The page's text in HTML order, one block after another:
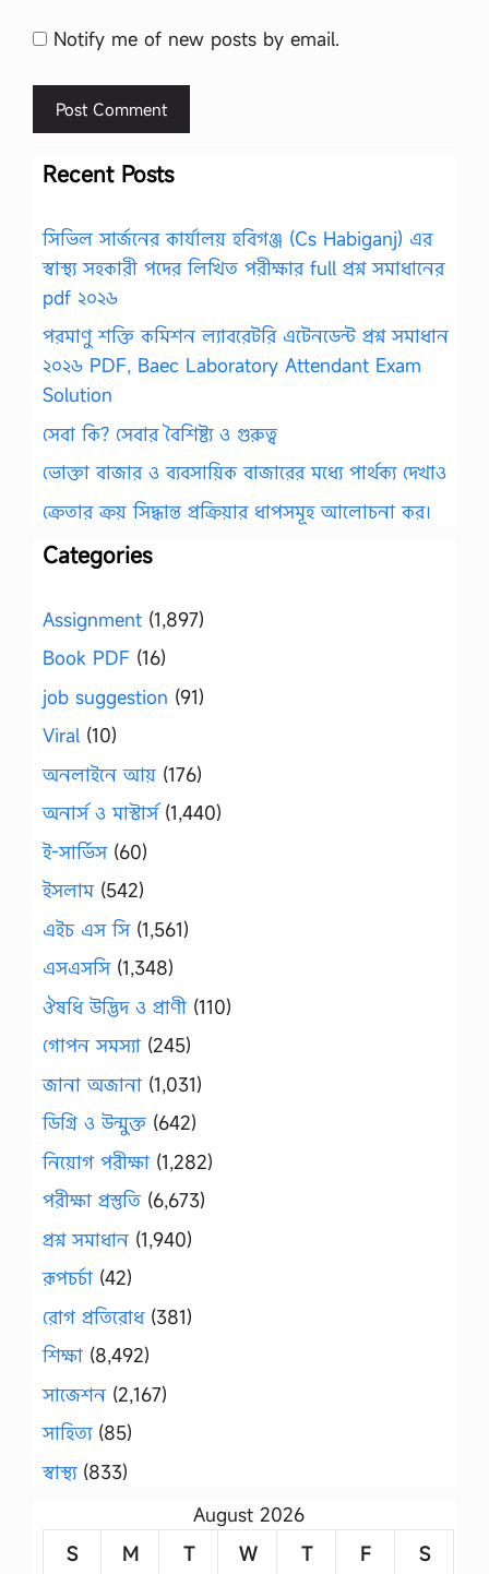
Notify me of new posts by email.
Recent Posts
সিভিল সার্জনের কার্যালয় হবিগঞ্জ (Cs Habiganj) এর
স্বাস্থ্য সহকারী পদের লিখিত পরীক্ষার full প্রশ্ন সমাধানের
pdf ২০২৬
পরমাণু শক্তি কমিশন ল্যাবরেটরি এটেনডেন্ট প্রশ্ন সমাধান
২০২৬ PDF, Baec Laboratory Attendant Exam
Solution
সেবা কি? সেবার বৈশিষ্ট্য ও গুরুত্ব
ভোক্তা বাজার ও ব্যবসায়িক বাজারের মধ্যে পার্থক্য দেখাও
ক্রেতার ক্রয় সিদ্ধান্ত প্রক্রিয়ার ধাপসমূহ আলোচনা কর।
Categories
Assignment (1,897)
Book PDF (16)
job suggestion (91)
Viral (10)
অনলাইনে আয় (176)
অনার্স ও মাস্টার্স(1,440)
ই-সার্ভিস(60)
ইসলাম(542)
এইচ এস সি(1,561)
এসএসসি(1,348)
ঔষধি উদ্ভিদ ও প্রাণী (110)
গোপন সমস্যা (245)
জানা অজানা (1,031)
ডিগ্রি ও উন্মুক্ত (642)
নিয়োগ পরীক্ষা (1,282)
পরীক্ষা প্রস্তুতি (6,673)
প্রশ্ন সমাধান (1,940)
রূপচর্চা (42)
রোগ প্রতিরোধ(381)
শিক্ষা (8,492)
সাজেশন (2,167)
সাহিত্য(85)
স্বাস্থ্য(833)
August 2026
S
M T W T F S